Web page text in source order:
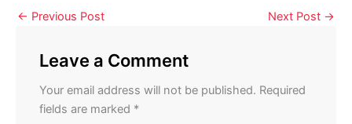
← Previous Post Next Post →
Leave a Comment
Your email address will not be published. Required
fields are marked *